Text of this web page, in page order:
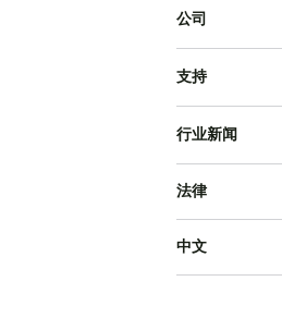
公司
支持
行业新闻
法律
中文